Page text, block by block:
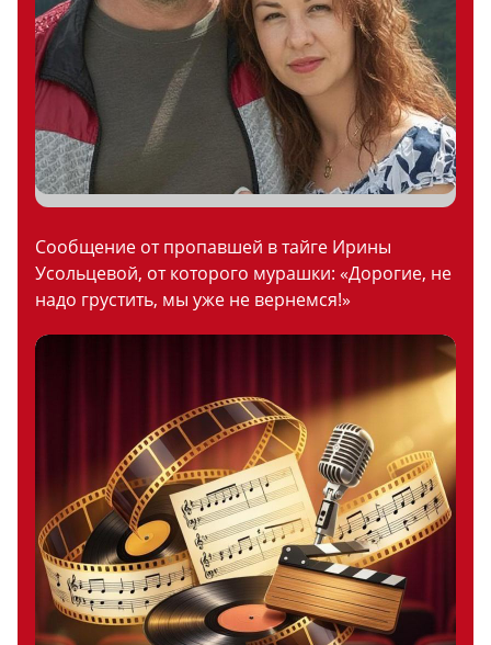
Сообщение от пропавшей в тайге Ирины
Усольцевой, от которого мурашки: «Дорогие, не
надо грустить, мы уже не вернемся!»